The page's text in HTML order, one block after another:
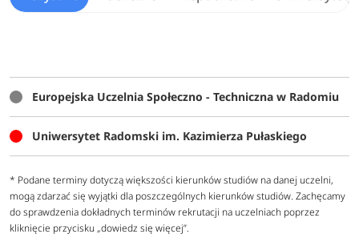
dodatkowa rekrutacja na studia
Nowe kierunki studiów w Radomiu 2026/2027:
Europejska Uczelnia Społeczno - Techniczna w Radomiu
Uniwersytet Radomski im. Kazimierza Pułaskiego
* Podane terminy dotyczą większości kierunków studiów na danej uczelni,
mogą zdarzać się wyjątki dla poszczególnych kierunków studiów. Zachęcamy
do sprawdzenia dokładnych terminów rekrutacji na uczelniach poprzez
kliknięcie przycisku „dowiedz się więcej”.